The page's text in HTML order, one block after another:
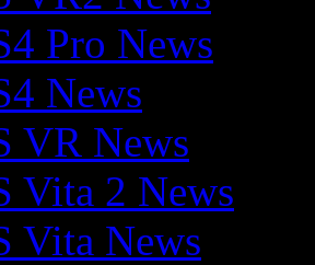
Pro News
News
VR News
Vita 2 News
Vita News